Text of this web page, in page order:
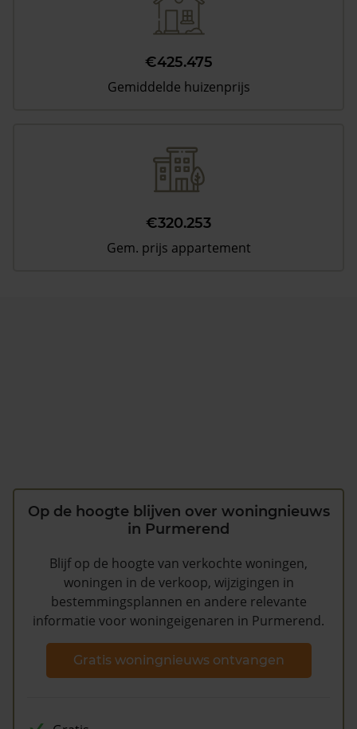
€425.475
Gemiddelde huizenprijs
€320.253
Gem. prijs appartement
Op de hoogte blijven over woningnieuws
in Purmerend
Blijf op de hoogte van verkochte woningen,
woningen in de verkoop, wijzigingen in
bestemmingsplannen en andere relevante
informatie voor woningeigenaren in Purmerend.
Gratis woningnieuws ontvangen